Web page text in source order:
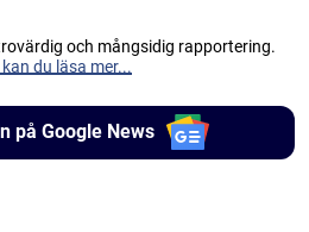
och mångsidig rapportering.
du läsa mer...
på Google News